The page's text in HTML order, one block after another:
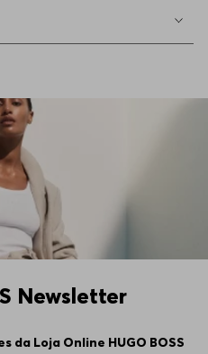
Newsletter
da Loja Online HUGO BOSS